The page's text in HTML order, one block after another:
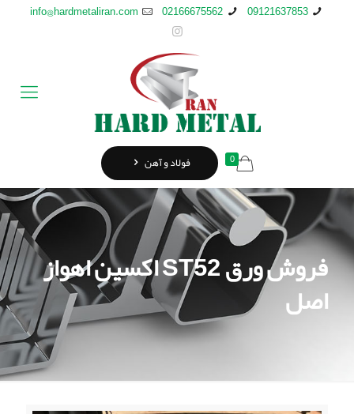
09121637853
02166675562
info@hardmetaliran.com
0 فولاد و آهن
فروش ورق ST52 اکسین اهواز
اصل